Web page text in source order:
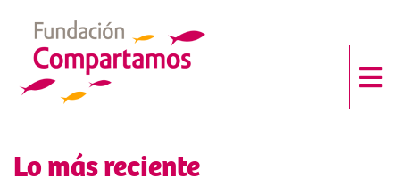
Lo más reciente